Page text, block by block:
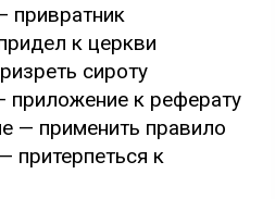
привратник
к церкви
сироту
к реферату
— применить правило
притерпеться к